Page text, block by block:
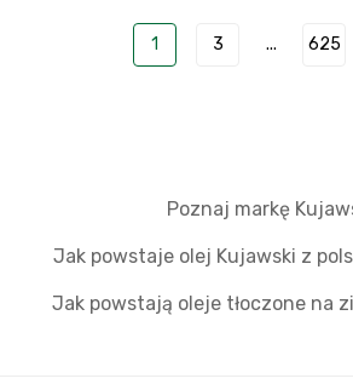
1 3 ... 625
Poznaj markę
Jak powstaje olej Kujawski z
Jak powstają oleje tłoczone na